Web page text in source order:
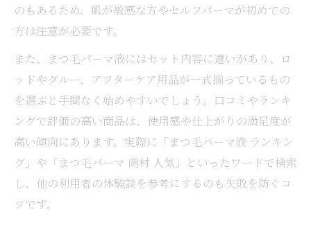
のもあるため、肌が敏感な方やセルフパーマが初めての
方は注意が必要です。
また、まつ毛パーマ液にはセット内容に違いがあり、ロ
ッドやグルー、アフターケア用品が一式揃っているもの
を選ぶと手間なく始めやすいでしょう。口コミやランキ
ングで評価の高い商品は、使用感や仕上がりの満足度が
高い傾向にあります。実際に「まつ毛パーマ液 ランキン
グ」や「まつ毛パーマ 商材 人気」といったワードで検索
し、他の利用者の体験談を参考にするのも失敗を防ぐコ
ツです。